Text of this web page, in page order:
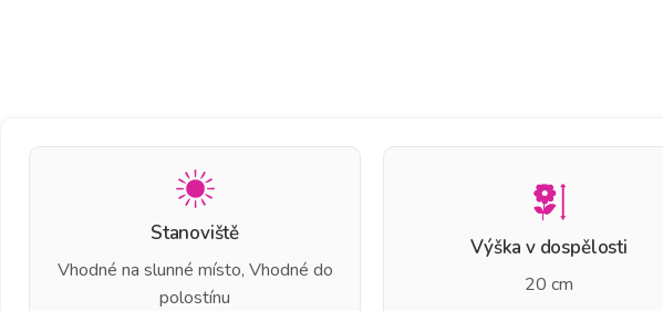
Stanoviště
Vhodné na slunné místo, Vhodné do
polostínu
Výška v dospělosti
20 cm